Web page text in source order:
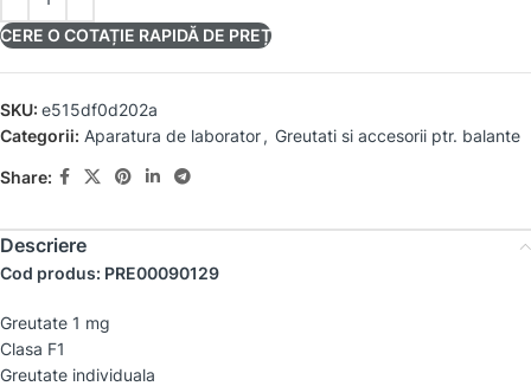
CERE O COTAȚIE RAPIDĂ DE PREȚ
SKU: e515df0d202a
Categorii: Aparatura de laborator, Greutati si accesorii ptr. balante
Share:
Descriere
Cod produs: PRE00090129
Greutate 1 mg
Clasa F1
Greutate individuala